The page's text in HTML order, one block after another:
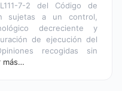
7-2 del Código de
sujetas a un control,
decreciente y
de ejecución del
recogidas sin
más…